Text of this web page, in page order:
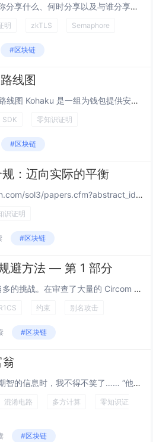
隐私属于每个人 隐私是选择你分享什么、何时分享以及与谁分享的自由。在日常生活中，我们都认为这是理所当然的：关上房间的门，投一张秘密选票，或者与朋友私下交谈。但是在线上和链上，这些保护措施通常是缺失的。 以太坊的创建是为了成为数字信任...
明 zkTLS Semaphore
#区块链
线图
Kohaku-Roadmap Kohaku 路线图 Kohaku 是一组为钱包提供安全和隐私的原语。Kohaku 的核心目标是： 一个可以暴露强大的隐私/安全原语的 SDK 一个面向高级用户的参考实现钱包，它建立在该 SDK...
SDK 零知识证明
#区块链
：迈向实际的平衡
翻译自：https://papers.ssrn.com/sol3/papers.cfm?abstract_id=4563364 区块链&Web3技术交流：https://t.me/+PGwDonY3f2o3NDg1 &l...
识证明
#区块链
避方法 — 第 1 部分
使用 Circom 编程会遇到相当多的挑战。在审查了大量的 Circom 代码库后，我们发现了一些经常出现的反模式。 在本系列中，我们将全面概述这些问题，以帮助你避免最常见的陷阱。 当然，这不会是所有可能错误的完整列表（Circom...
约束 别名攻击
#区块链
姚期智 当我读到更多关于姚期智的信息时，我不得不笑了…… “他要求他们使用 LaTeX 编写练习，这是一种专门为撰写论文而设计的软件包。” 我之所以笑，是因为我自己的学生目前也在用 LaTeX 撰写他们的密码学课程作业。...
混淆电路 多方计算
零知识证
#区块链